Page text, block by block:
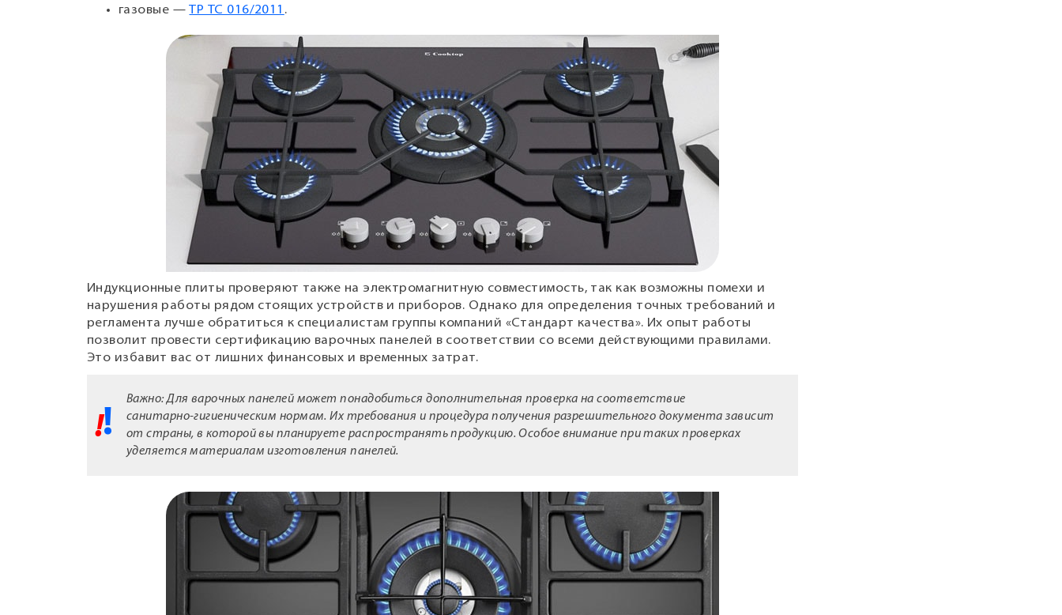
газовые —
ТР ТС 016/2011 .
Индукционные плиты проверяют также на электромагнитную совместимость, так как возможны помехи и
нарушения работы рядом стоящих устройств и приборов. Однако для определения точных требований и
регламента лучше обратиться к специалистам группы компаний «Стандарт качества». Их опыт работы
позволит провести сертификацию варочных панелей в соответствии со всеми действующими правилами.
Это избавит вас от лишних финансовых и временных затрат.
Важно: Для варочных панелей может понадобиться дополнительная проверка на соответствие
санитарно-гигиеническим нормам. Их требования и процедура получения разрешительного документа зависит
от страны, в которой вы планируете распространять продукцию. Особое внимание при таких проверках
уделяется материалам изготовления панелей.